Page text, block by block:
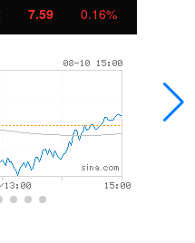
7.59 0.16%